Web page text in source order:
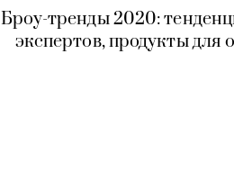
Броу-тренды 2020:
экспертов, продукты